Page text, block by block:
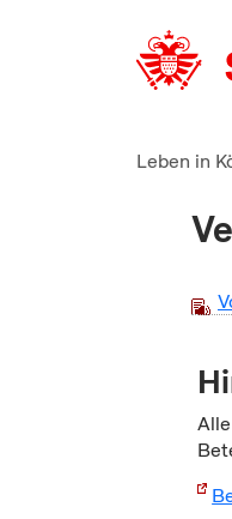
Leben in